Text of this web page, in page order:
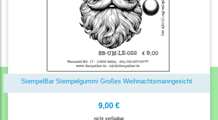
StempelBar Stempelgummi Großes Weihnachtsmanngesicht
9,00 €
nicht verfügbar